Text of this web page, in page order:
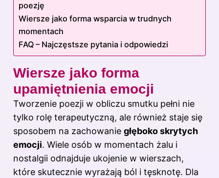
poezję
Wiersze jako forma wsparcia w trudnych
momentach
FAQ – Najczęstsze pytania i odpowiedzi
Wiersze jako forma
upamiętnienia emocji
Tworzenie poezji w obliczu smutku pełni nie
tylko rolę terapeutyczną, ale również staje się
sposobem na zachowanie głęboko skrytych
emocji. Wiele osób w momentach żalu i
nostalgii odnajduje ukojenie w wierszach,
które skutecznie wyrażają ból i tęsknotę. Dla